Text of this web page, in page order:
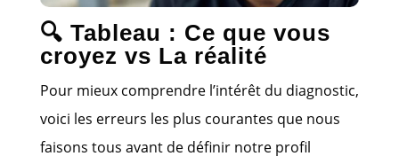
🔍 Tableau : Ce que vous
croyez vs La réalité
Pour mieux comprendre l’intérêt du diagnostic,
voici les erreurs les plus courantes que nous
faisons tous avant de définir notre profil